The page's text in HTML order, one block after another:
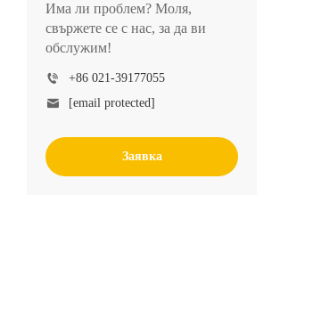
Има ли проблем? Моля,
свържете се с нас, за да ви
обслужим!
+86 021-39177055
[email protected]
Заявка